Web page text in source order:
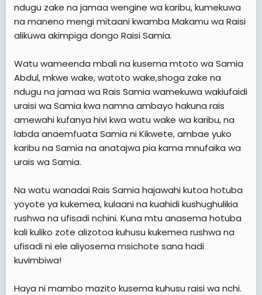
ndugu zake na jamaa wengine wa karibu, kumekuwa
na maneno mengi mitaani kwamba Makamu wa Raisi
alikuwa akimpiga dongo Raisi Samia.
Watu wameenda mbali na kusema mtoto wa Samia
Abdul, mkwe wake, watoto wake,shoga zake na
ndugu na jamaa wa Rais Samia wamekuwa wakiufaidi
uraisi wa Samia kwa namna ambayo hakuna rais
amewahi kufanya hivi kwa watu wake wa karibu, na
labda anaemfuata Samia ni Kikwete, ambae yuko
karibu na Samia na anatajwa pia kama mnufaika wa
urais wa Samia.
Na watu wanadai Rais Samia hajawahi kutoa hotuba
yoyote ya kukemea, kulaani na kuahidi kushughulikia
rushwa na ufisadi nchini. Kuna mtu anasema hotuba
kali kuliko zote alizotoa kuhusu kukemea rushwa na
ufisadi ni ele aliyosema msichote sana hadi
kuvimbiwa!
Haya ni mambo mazito kusema kuhusu raisi wa nchi.